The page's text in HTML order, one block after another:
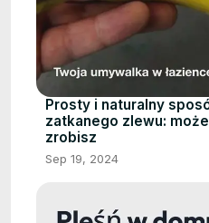
Prosty i naturalny
zatkanego zlewu:
zrobisz
Sep 19, 2024